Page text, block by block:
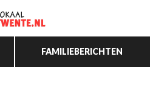
FAMILIEBERICHTEN